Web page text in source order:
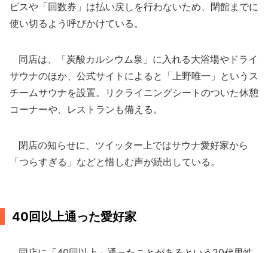
ビスや「回数券」は払い戻しを行わないため、閉館までに
使い切るよう呼びかけている。
同店は、「炭酸カルシウム泉」に入れる大浴場やドライ
サウナのほか、公式サイトによると「上野唯一」というス
チームサウナを設置。リクライニングシートのついた休憩
コーナーや、レストランも備える。
閉店の知らせに、ツイッター上ではサウナ愛好家から
「つらすぎる」などと惜しむ声が続出している。
40回以上通った愛好家